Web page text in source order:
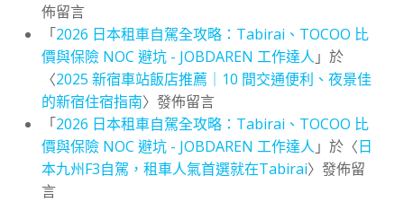
佈留言
「2026 日本租車自駕全攻略：Tabirai、TOCOO 比
價與保險 NOC 避坑 - JOBDAREN 工作達人 」於
〈2025 新宿車站飯店推薦｜10 間交通便利、夜景佳
的新宿住宿指南〉發佈留言
「2026 日本租車自駕全攻略：Tabirai、TOCOO 比
價與保險 NOC 避坑 - JOBDAREN 工作達人 」於〈日
本九州F3自駕，租車人氣首選就在Tabirai〉發佈留
言